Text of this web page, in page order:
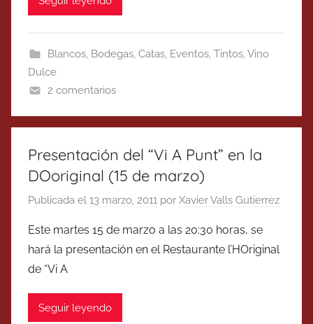
Blancos, Bodegas, Catas, Eventos, Tintos,Vino
Dulce
2 comentarios
Presentación del “Vi A Punt” en la
DOoriginal (15 de marzo)
Publicada el 13 marzo, 2011 por Xavier Valls Gutierrez
Este martes 15 de marzo a las 20:30 horas, se
hará la presentación en el Restaurante l’HOriginal
de “Vi A
Seguir leyendo